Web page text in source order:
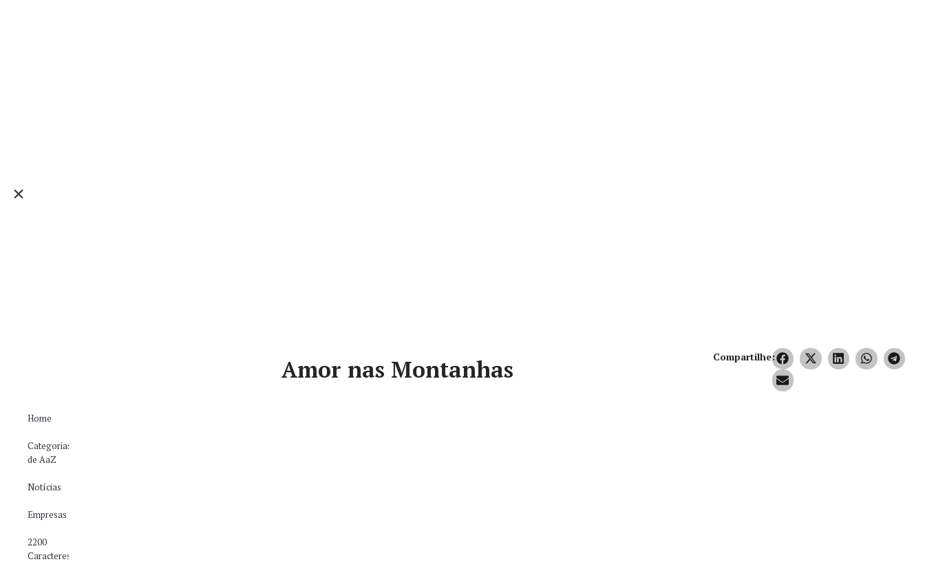
Home
Categorias
de AaZ
Notícias
Empresas
2200
Caracteres
Amor nas Montanhas Compartilhe: